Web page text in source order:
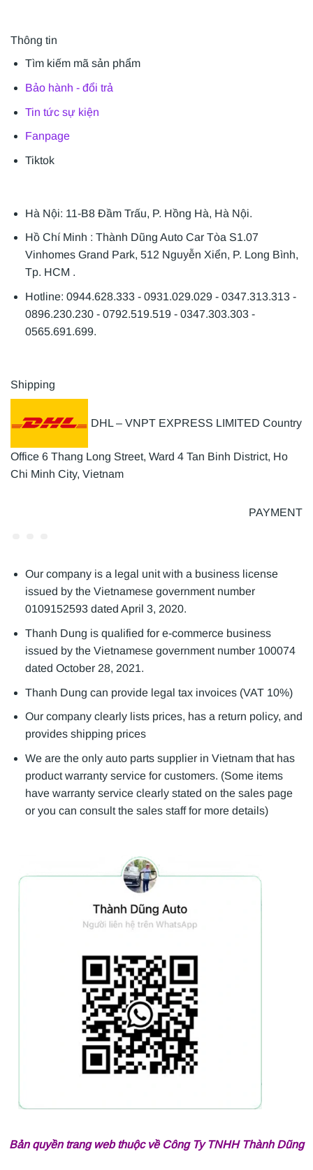
Thông tin
Tìm kiếm mã sản phẩm
Bảo hành - đổi trả
Tin tức sự kiện
Fanpage
Tiktok
Hà Nội: 11-B8 Đầm Trấu, P. Hồng Hà, Hà Nội.
Hồ Chí Minh : Thành Dũng Auto Car Tòa S1.07
Vinhomes Grand Park, 512 Nguyễn Xiển, P. Long Bình,
Tp. HCM .
Hotline: 0944.628.333 - 0931.029.029 - 0347.313.313 -
0896.230.230 - 0792.519.519 - 0347.303.303 -
0565.691.699.
Shipping
DHL – VNPT EXPRESS LIMITED Country
Office 6 Thang Long Street, Ward 4 Tan Binh District, Ho
Chi Minh City, Vietnam
PAYMENT
Our company is a legal unit with a business license
issued by the Vietnamese government number
0109152593 dated April 3, 2020.
Thanh Dung is qualified for e-commerce business
issued by the Vietnamese government number 100074
dated October 28, 2021.
Thanh Dung can provide legal tax invoices (VAT 10%)
Our company clearly lists prices, has a return policy, and
provides shipping prices
We are the only auto parts supplier in Vietnam that has
product warranty service for customers. (Some items
have warranty service clearly stated on the sales page
or you can consult the sales staff for more details)
Bản quyền trang web thuộc về Công Ty TNHH Thành Dũng